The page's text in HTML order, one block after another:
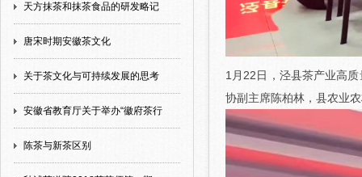
天方抹茶和抹茶食品的研发略记
唐宋时期安徽茶文化
关于茶文化与可持续发展的思考
安徽省教育厅关于举办“徽府茶行
陈茶与新茶区别
1月22日，泾县茶产业高
协副主席陈柏林，县农业